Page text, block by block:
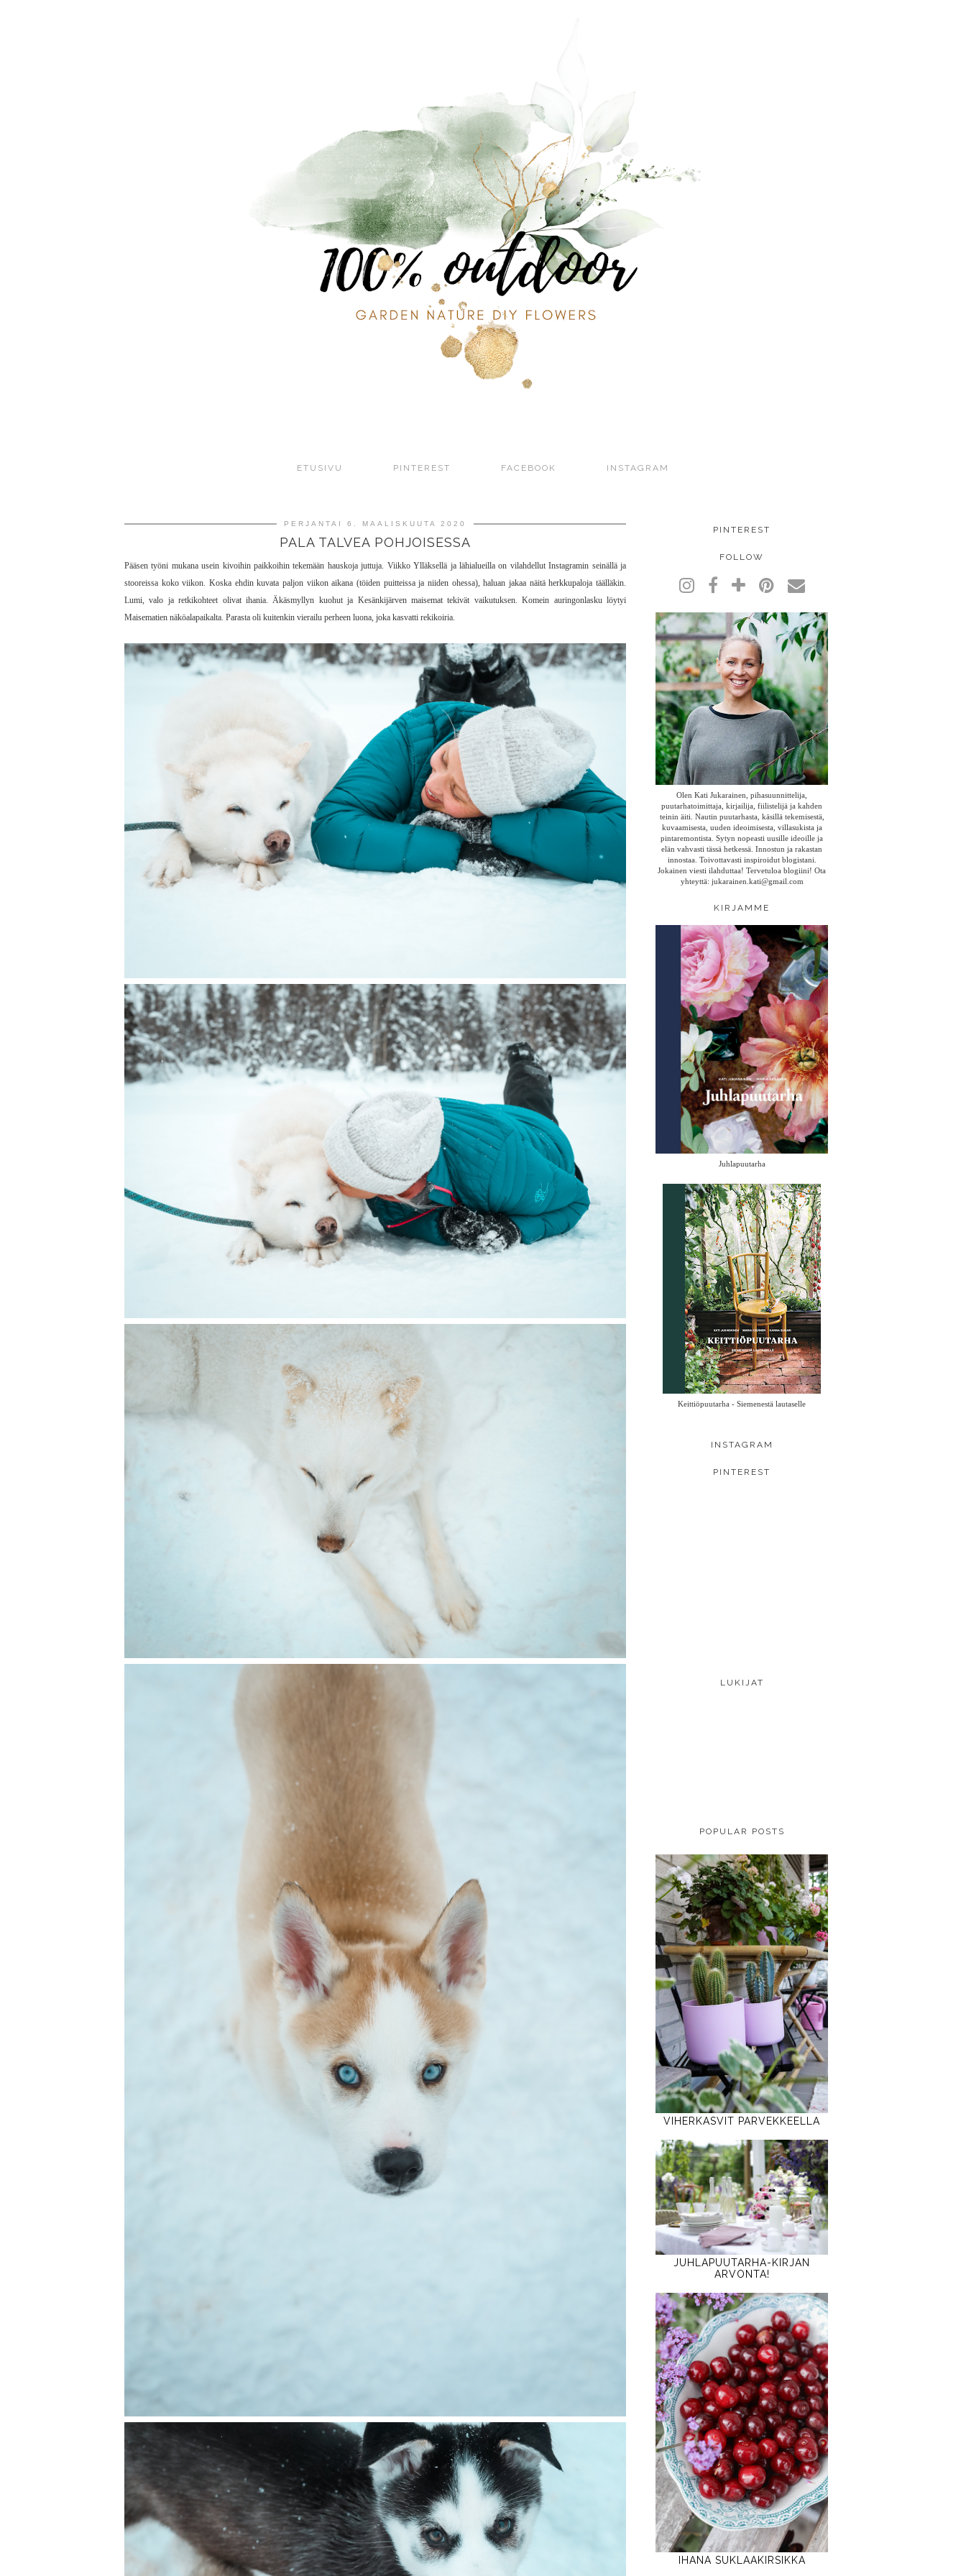
ETUSIVU PINTEREST FACEBOOK INSTAGRAM
PERJANTAI 6. MAALISKUUTA 2020
PALA TALVEA POHJOISESSA
Pääsen työni mukana usein kivoihin paikkoihin tekemään hauskoja juttuja. Viikko Ylläksellä ja lähialueilla on vilahdellut Instagramin seinällä ja
stooreissa koko viikon. Koska ehdin kuvata paljon viikon aikana (töiden puitteissa ja niiden ohessa), haluan jakaa näitä herkkupaloja täälläkin.
Lumi, valo ja retkikohteet olivat ihania. Äkäsmyllyn kuohut ja Kesänkijärven maisemat tekivät vaikutuksen. Komein auringonlasku löytyi
Maisematien näköalapaikalta. Parasta oli kuitenkin vierailu perheen luona, joka kasvatti rekikoiria.
PINTEREST
FOLLOW
Olen Kati Jukarainen, pihasuunnittelija,
puutarhatoimittaja, kirjailija, fiilistelijä ja kahden
teinin äiti. Nautin puutarhasta, käsillä tekemisestä,
kuvaamisesta, uuden ideoimisesta, villasukista ja
pintaremontista. Sytyn nopeasti uusille ideoille ja
elän vahvasti tässä hetkessä. Innostun ja rakastan
innostaa. Toivottavasti inspiroidut blogistani.
Jokainen viesti ilahduttaa! Tervetuloa blogiini! Ota
yhteyttä: jukarainen.kati@gmail.com
KIRJAMME
Juhlapuutarha
Keittiöpuutarha - Siemenestä lautaselle
INSTAGRAM
PINTEREST
LUKIJAT
POPULAR POSTS
VIHERKASVIT PARVEKKEELLA
JUHLAPUUTARHA-KIRJAN
ARVONTA!
IHANA SUKLAAKIRSIKKA